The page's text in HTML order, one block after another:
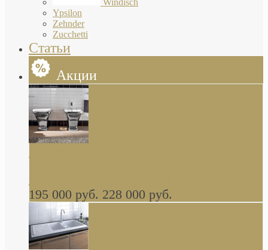
Windisch
Ypsilon
Zehnder
Zucchetti
Статьи
Акции
Butterfly Scarabeo КОМПЛЕКТ санфаянса
глянцевая платина В НАЛИЧИИ
195 000 руб. 228 000 руб.